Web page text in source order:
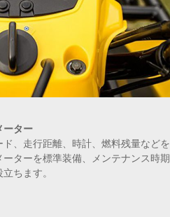
ーター
、走行距離、時計、燃料残量などを
ターを標準装備、メンテナンス時期
ちます。